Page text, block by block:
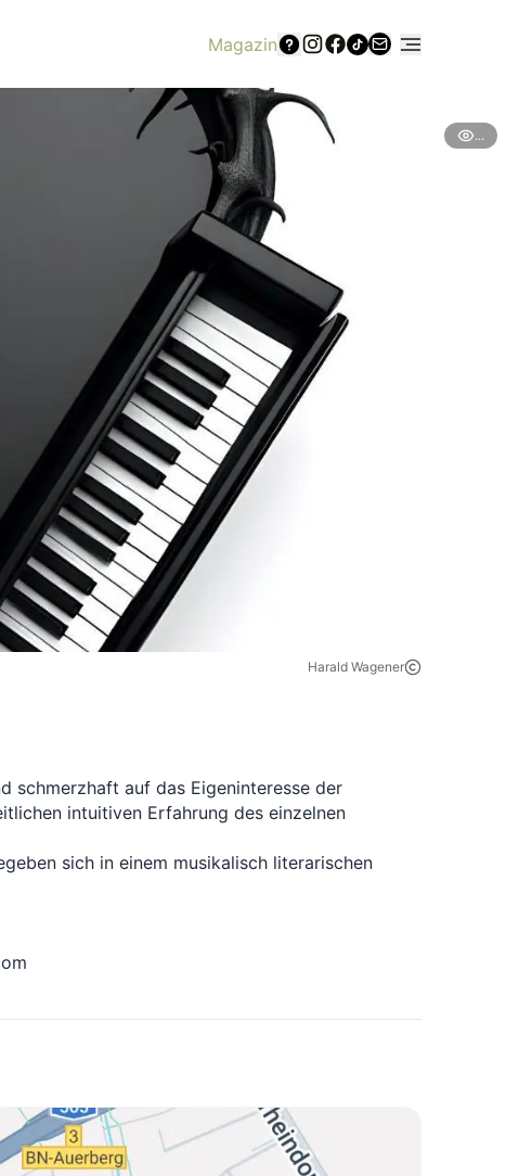
Magazin
...
Harald Wagener
schmerzhaft auf das Eigeninteresse der
intuitiven Erfahrung des einzelnen
sich in einem musikalisch literarischen